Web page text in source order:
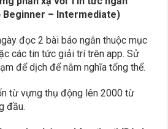
Beginner – Intermediate)
đọc 2 bài báo ngắn thuộc mục
các tin tức giải trí trên app. Sử
để dịch để nắm nghĩa tổng thể.
từ vựng thụ động lên 2000 từ
đầu.